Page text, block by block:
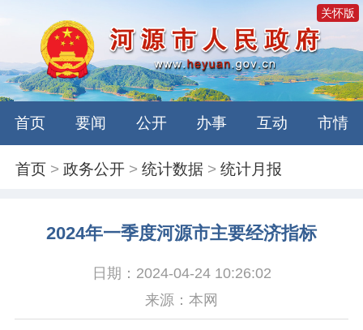
关怀版
首页 要闻 公开 办事 互动 市情
首页 >政务公开 >统计数据 >统计月报
2024年一季度河源市主要经济指标
日期：2024-04-24 10:26:02
来源：本网